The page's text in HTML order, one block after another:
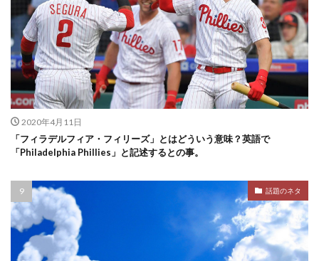
2020年4月11日
「フィラデルフィア・フィリーズ」とはどういう意味？英語で
「Philadelphia Phillies」と記述するとの事。
話題のネタ